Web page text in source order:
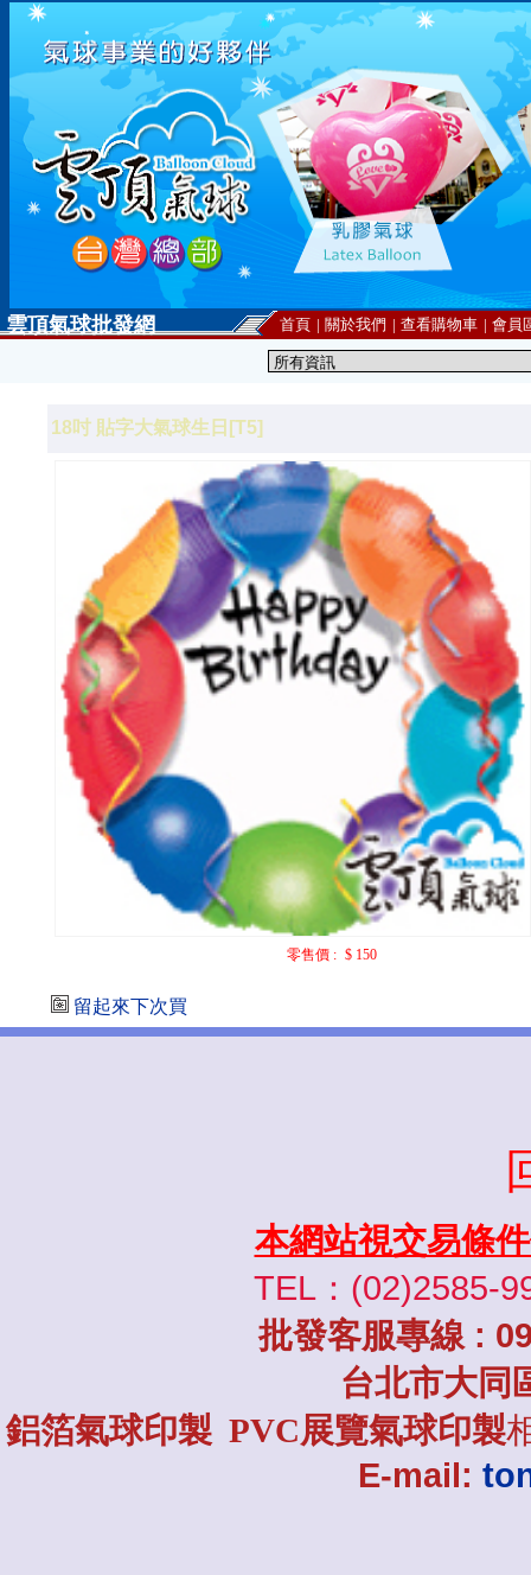
雲頂氣球批發網 首頁 | 關於我們 | 查看購物車 | 會員
18吋 貼字大氣球生日[T5]
零售價 : $ 150
留起來下次買
本網站視交易條
TEL：(02)2585-
批發客服專線 :
台北市大同
鋁箔氣球印製 PVC展覽氣球印製
E-mail: